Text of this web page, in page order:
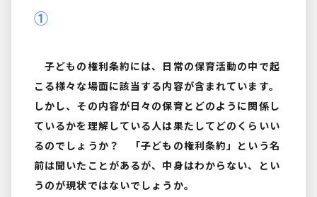
①
子どもの権利条約には、日常の保育活動の中で起
こる様々な場面に該当する内容が含まれています。
しかし、その内容が日々の保育とどのように関係し
ているかを理解している人は果たしてどのくらいい
るのでしょうか？ 「子どもの権利条約」という名
前は聞いたことがあるが、中身はわからない、とい
うのが現状ではないでしょうか。